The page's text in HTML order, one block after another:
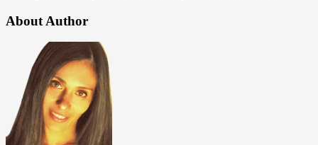
About Author